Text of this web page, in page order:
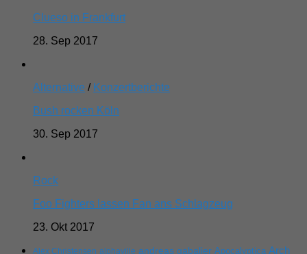
Clueso in Frankfurt
28. Sep 2017
Alternative / Konzertberichte
Bush rocken Köln
30. Sep 2017
Rock
Foo Fighters lassen Fan ans Schlagzeug
23. Okt 2017
Alex Christensen alphaville andreas gabalier Apocalyptica Arch